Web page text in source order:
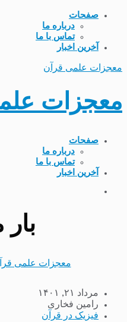
صفحات
درباره ما
تماس با ما
آخرین اخبار
معجزات علمی قرآن
معجزات
صفحات
درباره ما
تماس با ما
آخرین اخبار
معجزات علمی
مرداد ۲۱, ۱۴۰۱
رامین فخاری
فیزیک در قرآن